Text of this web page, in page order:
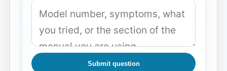
Submit question